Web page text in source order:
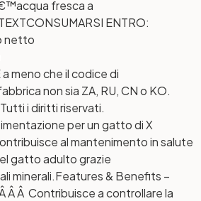
fresca a
CONSUMARSI ENTRO:
netto
meno che il codice di
non sia ZA, RU, CN o KO.
i diritti riservati.
per un gatto di X
al mantenimento in salute
gatto adulto grazie
minerali.Features & Benefits –
Â Â Â Contribuisce a controllare la